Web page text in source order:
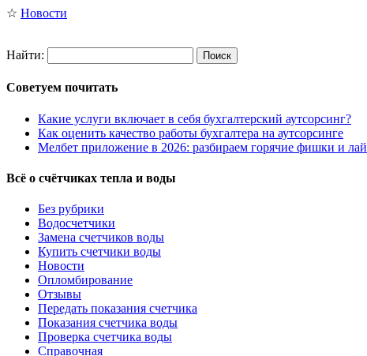
☆ Новости
Найти:
Советуем почитать
Какие услуги включает в себя бухгалтерский аутсорсинг?
Как оценить качество работы бухгалтера на аутсорсинге
Мелбет приложение в 2026: разбираем горячие фишки и
Всё о счётчиках тепла и воды
Без рубрики
Водосчетчики
Замена счетчиков воды
Купить счетчики воды
Новости
Опломбирование
Отзывы
Передать показания счетчика
Показания счетчика воды
Проверка счетчика воды
Справочная